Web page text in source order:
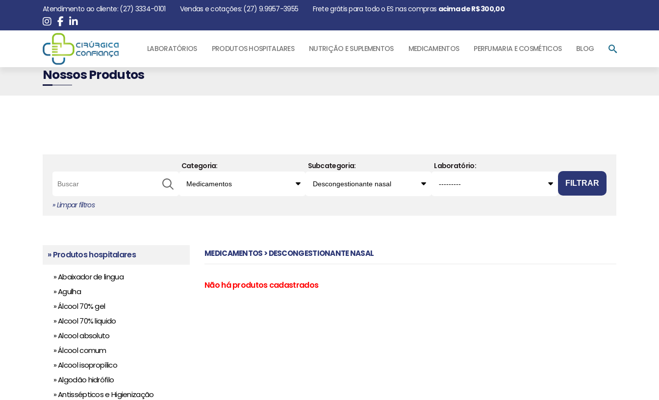
Atendimento ao cliente: (27) 3334-0101 Vendas e cotações: (27) 9.9957-3955 Frete grátis para todo o ES nas compras acima de R$ 300,00
LABORATÓRIOS PRODUTOS HOSPITALARES NUTRIÇÃO E SUPLEMENTOS MEDICAMENTOS PERFUMARIA E COSMÉTICOS BLOG
Nossos Produtos
Categoria: Subcategoria: Laboratório:
FILTRAR
» Limpar filtros
» Produtos hospitalares
» Abaixador de lingua
» Agulha
» Álcool 70% gel
» Alcool 70% liquido
» Alcool absoluto
» Álcool comum
» Alcool isopropílico
» Algodão hidrófilo
» Antissépticos e Higienização
MEDICAMENTOS > DESCONGESTIONANTE NASAL
Não há produtos cadastrados